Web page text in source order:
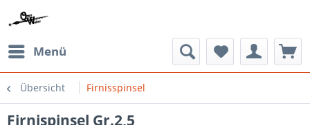
Menü
Übersicht Firnisspinsel
Firnispinsel Gr.2,5